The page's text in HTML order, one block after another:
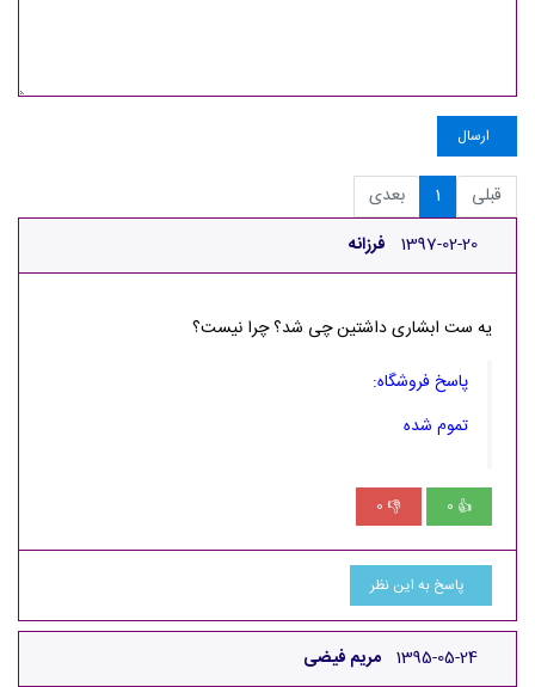
ارسال
قبلی 1
بعدی
فرزانه 1397-02-20
یه ست ابشاری داشتین چی شد؟ چرا نیست؟
پاسخ فروشگاه:
تموم شده
👍
0
👎
0
پاسخ به این نظر
مریم فیضی 1395-05-24